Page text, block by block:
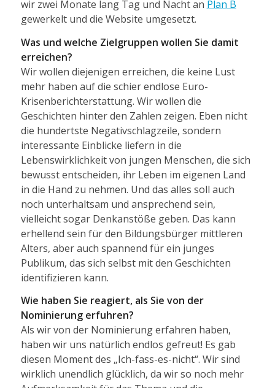
wir zwei Monate lang Tag und Nacht an Plan B
gewerkelt und die Website umgesetzt.
Was und welche Zielgruppen wollen Sie damit
erreichen?
Wir wollen diejenigen erreichen, die keine Lust
mehr haben auf die schier endlose Euro-
Krisenberichterstattung. Wir wollen die
Geschichten hinter den Zahlen zeigen. Eben nicht
die hundertste Negativschlagzeile, sondern
interessante Einblicke liefern in die
Lebenswirklichkeit von jungen Menschen, die sich
bewusst entscheiden, ihr Leben im eigenen Land
in die Hand zu nehmen. Und das alles soll auch
noch unterhaltsam und ansprechend sein,
vielleicht sogar Denkanstöße geben. Das kann
erhellend sein für den Bildungsbürger mittleren
Alters, aber auch spannend für ein junges
Publikum, das sich selbst mit den Geschichten
identifizieren kann.
Wie haben Sie reagiert, als Sie von der
Nominierung erfuhren?
Als wir von der Nominierung erfahren haben,
haben wir uns natürlich endlos gefreut! Es gab
diesen Moment des „Ich-fass-es-nicht“. Wir sind
wirklich unendlich glücklich, da wir so noch mehr